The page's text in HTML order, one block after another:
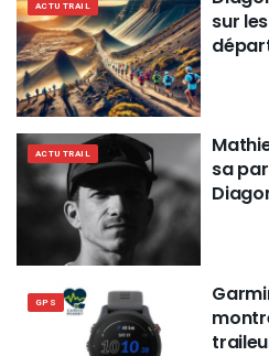
ACTU TRAIL
sur
ACTU TRAIL
sa
GPS